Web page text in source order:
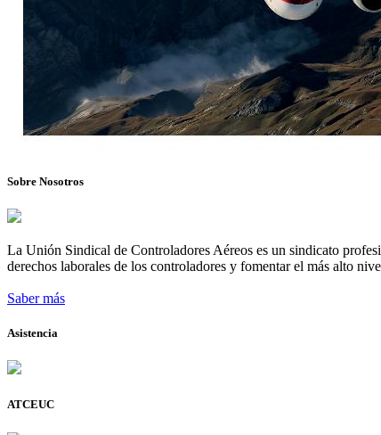
Sobre Nosotros
La Unión Sindical de Controladores Aéreos es un sindicato
derechos laborales de los controladores y fomentar el más alto
Saber más
Asistencia
ATCEUC